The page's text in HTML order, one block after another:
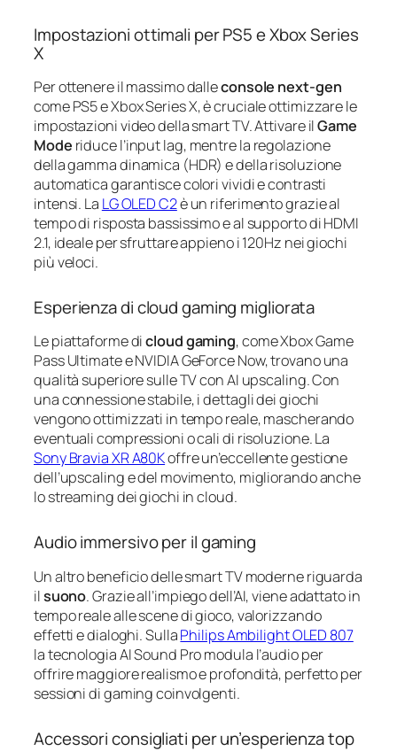
Impostazioni ottimali per PS5 e Xbox Series
X
Per ottenere il massimo dalleconsole next-gen
come PS5 e Xbox Series X, è cruciale ottimizzare le
impostazioni video della smart TV. Attivare ilGame
Mode riduce l’input lag, mentre la regolazione
della gamma dinamica (HDR) e della risoluzione
automatica garantisce colori vividi e contrasti
intensi. La LG OLED C2è un riferimento grazie al
tempo di risposta bassissimo e al supporto di HDMI
2.1, ideale per sfruttare appieno i 120Hz nei giochi
più veloci.
Esperienza di cloud gaming migliorata
Le piattaforme dicloud gaming, come Xbox Game
Pass Ultimate e NVIDIA GeForce Now, trovano una
qualità superiore sulle TV con AI upscaling. Con
una connessione stabile, i dettagli dei giochi
vengono ottimizzati in tempo reale, mascherando
eventuali compressioni o cali di risoluzione. La
Sony Bravia XR A80Koffre un’eccellente gestione
dell’upscaling e del movimento, migliorando anche
lo streaming dei giochi in cloud.
Audio immersivo per il gaming
Un altro beneficio delle smart TV moderne riguarda
ilsuono. Grazie all’impiego dell’AI, viene adattato in
tempo reale alle scene di gioco, valorizzando
effetti e dialoghi. SullaPhilips Ambilight OLED 807
la tecnologia AI Sound Pro modula l’audio per
offrire maggiore realismo e profondità, perfetto per
sessioni di gaming coinvolgenti.
Accessori consigliati per un’esperienza top